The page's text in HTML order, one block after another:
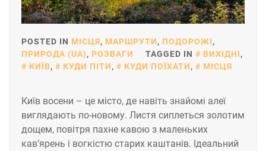
POSTED IN МІСЦЯ, МАРШРУТИ, ПОДОРОЖІ,
ПРИРОДА (UA), РОЗВАГИ TAGGED IN ВИХІДНІ,
КИЇВ, КУДИ ПІТИ, КУДИ ПОЇХАТИ, МІСЦЯ
Київ восени – це місто, де навіть знайомі алеї
виглядають по-новому. Листя сиплеться золотим
дощем, повітря пахне кавою з маленьких
кав’ярень і вогкістю старих каштанів. Ідеальний